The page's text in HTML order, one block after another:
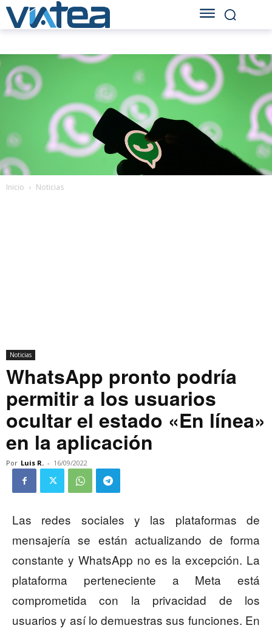
Inicio Noticias
Noticias
WhatsApp pronto podría
permitir a los usuarios
ocultar el estado «En línea»
en la aplicación
Por Luis R. - 16/09/2022
Las redes sociales y las plataformas de
mensajería se están actualizando de forma
constante y WhatsApp no es la excepción. La
plataforma perteneciente a Meta está
comprometida con la privacidad de los
usuarios y así lo demuestras sus funciones. En